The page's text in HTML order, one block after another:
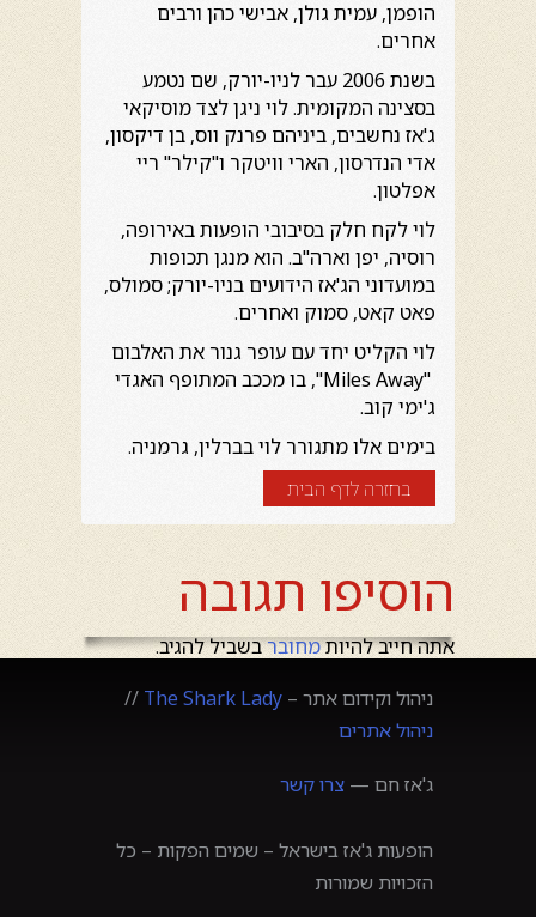
הופמן, עמית גולן, אבישי כהן ורבים
אחרים.
בשנת 2006 עבר לניו-יורק, שם נטמע
בסצינה המקומית. לוי ניגן לצד מוסיקאי
ג'אז נחשבים, ביניהם פרנק ווס, בן דיקסון,
אדי הנדרסון, הארי וויטקר ו"קילר" ריי
אפלטון.
לוי לקח חלק בסיבובי הופעות באירופה,
רוסיה, יפן וארה"ב. הוא מנגן תכופות
במועדוני הג'אז הידועים בניו-יורק; סמולס,
פאט קאט, סמוק ואחרים.
לוי הקליט יחד עם עופר גנור את האלבום
"Miles Away", בו מככב המתופף האגדי
ג'ימי קוב.
בימים אלו מתגורר לוי בברלין, גרמניה.
בחזרה לדף הבית
הוסיפו תגובה
אתה חייב להיותמחוברבשביל להגיב.
ניהול וקידום אתר – The Shark Lady
//
ניהול אתרים
ג'אז חם — צרו קשר
הופעות ג'אז בישראל – שמים הפקות – כל
הזכויות שמורות